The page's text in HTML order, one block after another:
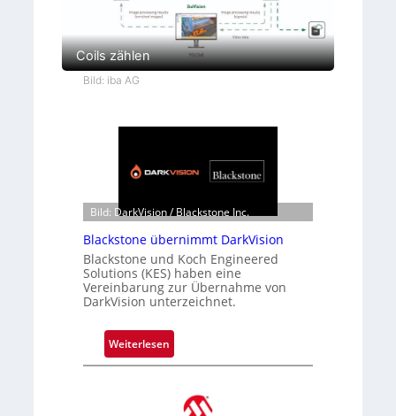
Coils zählen
Bild: iba AG
Bild: DarkVision / Blackstone Inc.
Blackstone übernimmt DarkVision
Blackstone und Koch Engineered
Solutions (KES) haben eine
Vereinbarung zur Übernahme von
DarkVision unterzeichnet.
Weiterlesen
B